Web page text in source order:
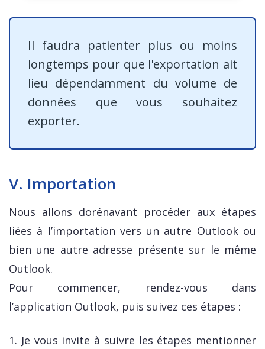
Il faudra patienter plus ou moins
longtemps pour que l'exportation ait
lieu dépendamment du volume de
données que vous souhaitez
exporter.
V. Importation
Nous allons dorénavant procéder aux étapes
liées à l’importation vers un autre Outlook ou
bien une autre adresse présente sur le même
Outlook.
Pour commencer, rendez-vous dans
l’application Outlook, puis suivez ces étapes :
1. Je vous invite à suivre les étapes mentionner